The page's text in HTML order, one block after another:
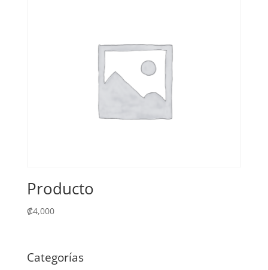
Producto
₡4,000
Categorías